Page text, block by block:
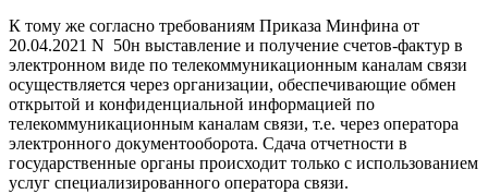
К тому же согласно требованиям Приказа Минфина от
20.04.2021 N 50н выставление и получение счетов-фактур в
электронном виде по телекоммуникационным каналам связи
осуществляется через организации, обеспечивающие обмен
открытой и конфиденциальной информацией по
телекоммуникационным каналам связи, т.е. через оператора
электронного документооборота. Сдача отчетности в
государственные органы происходит только с использованием
услуг специализированного оператора связи.